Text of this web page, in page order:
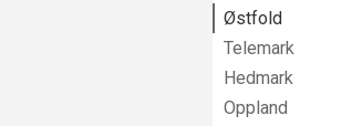
Østfold
Telemark
Hedmark
Oppland